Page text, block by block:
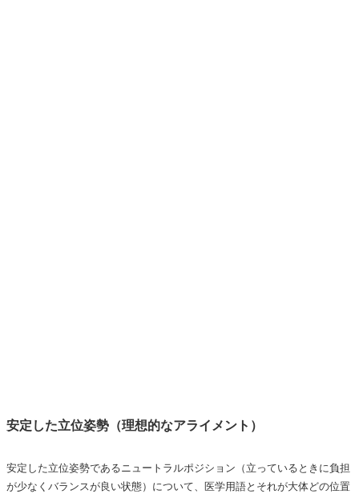
安定した立位姿勢（理想的なアライメント）
安定した立位姿勢であるニュートラルポジション（立っているときに負担
が少なくバランスが良い状態）について、医学用語とそれが大体どの位置